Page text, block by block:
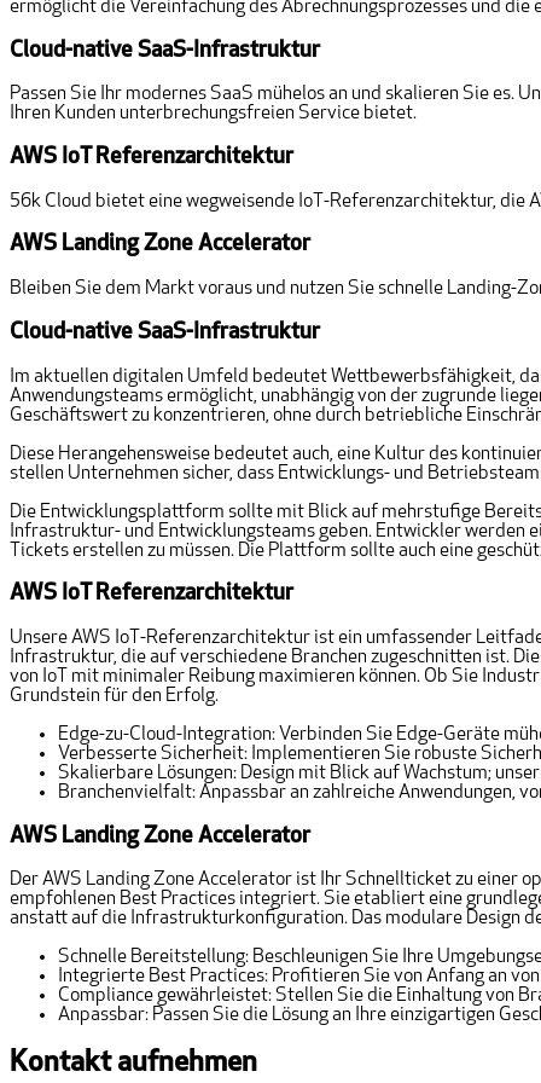
ermöglicht die Vereinfachung des Abrechnungsprozesses und
Cloud-native SaaS-Infrastruktur
Passen Sie Ihr modernes SaaS mühelos an und skalieren Sie es.
Ihren Kunden unterbrechungsfreien Service bietet.
AWS IoT Referenzarchitektur
56k Cloud bietet eine wegweisende IoT-Referenzarchitektur, die
AWS Landing Zone Accelerator
Bleiben Sie dem Markt voraus und nutzen Sie schnelle Landing-
Cloud-native SaaS-Infrastruktur
Im aktuellen digitalen Umfeld bedeutet Wettbewerbsfähigkeit,
Anwendungsteams ermöglicht, unabhängig von der zugrunde
Geschäftswert zu konzentrieren, ohne durch betriebliche
Diese Herangehensweise bedeutet auch, eine Kultur des
stellen Unternehmen sicher, dass Entwicklungs- und
Die Entwicklungsplattform sollte mit Blick auf mehrstufige
Infrastruktur- und Entwicklungsteams geben. Entwickler
Tickets erstellen zu müssen. Die Plattform sollte auch eine
AWS IoT Referenzarchitektur
Unsere AWS IoT-Referenzarchitektur ist ein umfassender
Infrastruktur, die auf verschiedene Branchen zugeschnitten ist.
von IoT mit minimaler Reibung maximieren können. Ob Sie
Grundstein für den Erfolg.
Edge-zu-Cloud-Integration: Verbinden Sie Edge-Geräte
Verbesserte Sicherheit: Implementieren Sie robuste
Skalierbare Lösungen: Design mit Blick auf Wachstum;
Branchenvielfalt: Anpassbar an zahlreiche Anwendungen,
AWS Landing Zone Accelerator
Der AWS Landing Zone Accelerator ist Ihr Schnellticket zu einer
empfohlenen Best Practices integriert. Sie etabliert eine
anstatt auf die Infrastrukturkonfiguration. Das modulare Design
Schnelle Bereitstellung: Beschleunigen Sie Ihre
Integrierte Best Practices: Profitieren Sie von Anfang an
Compliance gewährleistet: Stellen Sie die Einhaltung von
Anpassbar: Passen Sie die Lösung an Ihre einzigartigen
Kontakt aufnehmen